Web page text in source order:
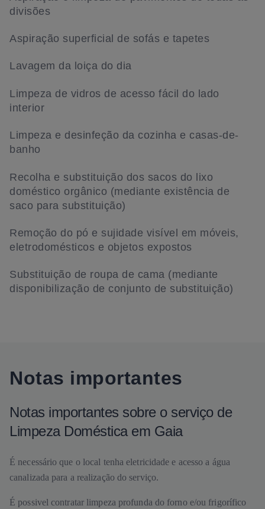
divisões
Aspiração superficial de sofás e tapetes
Lavagem da loiça do dia
Limpeza de vidros de acesso fácil do lado
interior
Limpeza e desinfeção da cozinha e casas-de-
banho
Recolha e substituição dos sacos do lixo
doméstico orgânico (mediante existência de
saco para substituição)
Remoção do pó e sujidade visível em móveis,
eletrodomésticos e objetos expostos
Substituição de roupa de cama (mediante
disponibilização de conjunto de substituição)
Notas importantes
Notas importantes sobre o serviço de
Limpeza Doméstica em Gaia
É necessário que o local tenha eletricidade e acesso a água
canalizada para a realização do serviço.
É possivel contratar limpeza profunda do forno e/ou frigorífico